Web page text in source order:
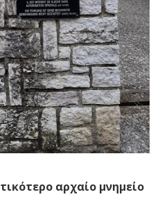
αρχαίο μνημείο